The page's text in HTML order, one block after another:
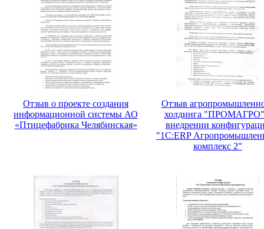
Отзыв о проекте создания
информационной системы АО
«Птицефабрика Челябинская»
Отзыв
холдинга
внедрении
"1С:ERP
комплекс 2"